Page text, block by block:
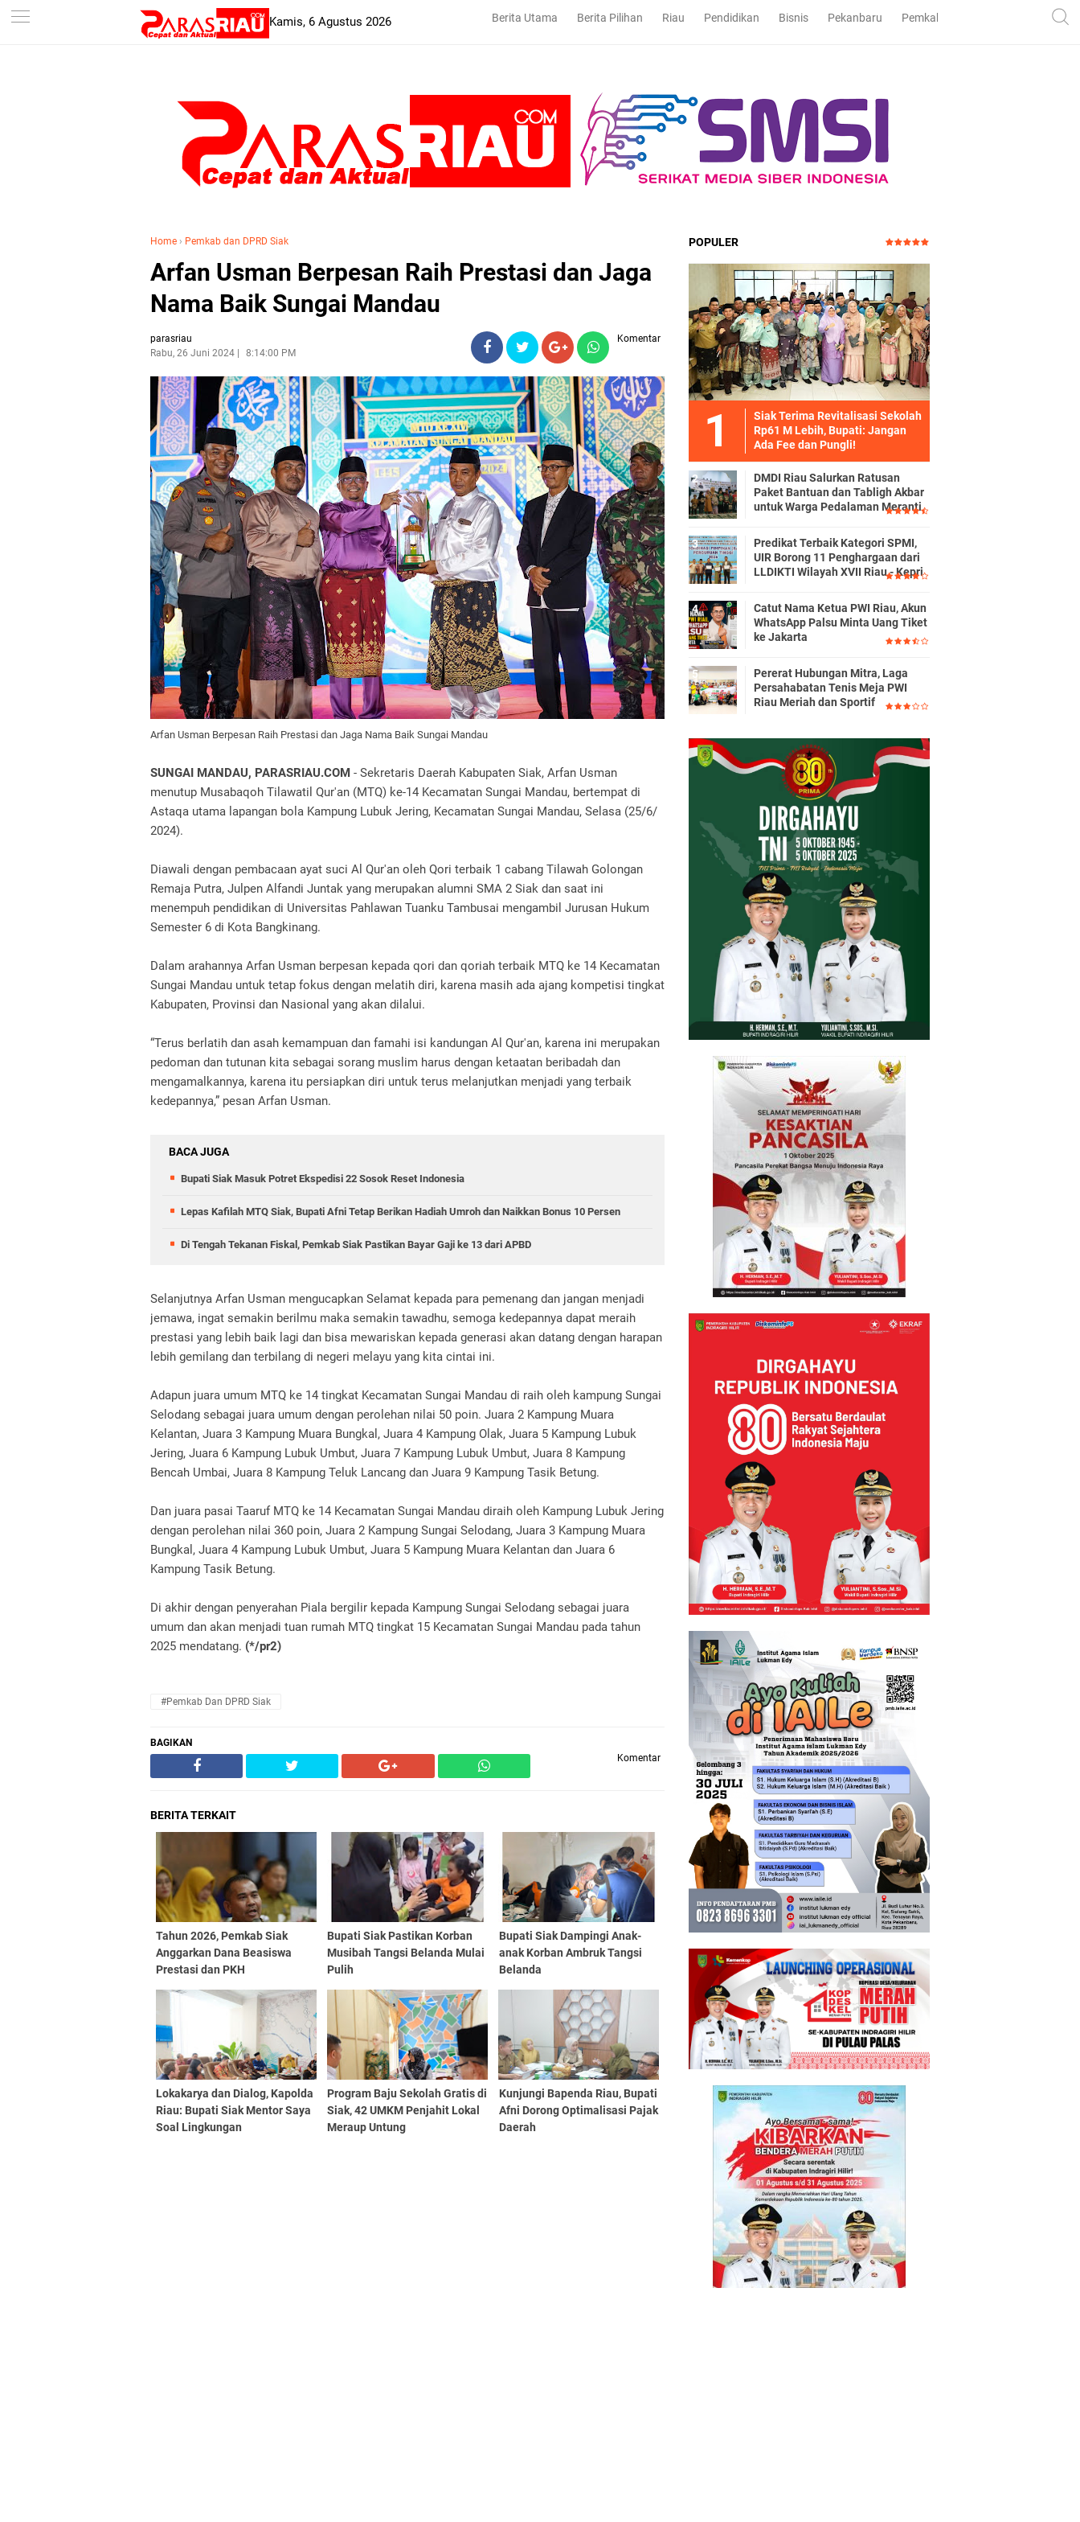
-->
Kamis, 6 Agustus 2026 Berita Utama Berita Pilihan Riau Pendidikan Bisnis Pekanbaru Pemkab dan DPRD Bengkalis
Home › Pemkab dan DPRD Siak
Arfan Usman Berpesan Raih Prestasi dan Jaga
Nama Baik Sungai Mandau
parasriau
Rabu, 26 Juni 2024
8:14:00 PM
Komentar
Arfan Usman Berpesan Raih Prestasi dan Jaga Nama Baik Sungai Mandau
SUNGAI MANDAU, PARASRIAU.COM - Sekretaris Daerah Kabupaten Siak, Arfan Usman
menutup Musabaqoh Tilawatil Qur'an (MTQ) ke-14 Kecamatan Sungai Mandau, bertempat di
Astaqa utama lapangan bola Kampung Lubuk Jering, Kecamatan Sungai Mandau, Selasa (25/6/
2024).
Diawali dengan pembacaan ayat suci Al Qur'an oleh Qori terbaik 1 cabang Tilawah Golongan
Remaja Putra, Julpen Alfandi Juntak yang merupakan alumni SMA 2 Siak dan saat ini
menempuh pendidikan di Universitas Pahlawan Tuanku Tambusai mengambil Jurusan Hukum
Semester 6 di Kota Bangkinang.
Dalam arahannya Arfan Usman berpesan kepada qori dan qoriah terbaik MTQ ke 14 Kecamatan
Sungai Mandau untuk tetap fokus dengan melatih diri, karena masih ada ajang kompetisi tingkat
Kabupaten, Provinsi dan Nasional yang akan dilalui.
“Terus berlatih dan asah kemampuan dan famahi isi kandungan Al Qur'an, karena ini merupakan
pedoman dan tutunan kita sebagai sorang muslim harus dengan ketaatan beribadah dan
mengamalkannya, karena itu persiapkan diri untuk terus melanjutkan menjadi yang terbaik
kedepannya,” pesan Arfan Usman.
BACA JUGA
Bupati Siak Masuk Potret Ekspedisi 22 Sosok Reset Indonesia
Lepas Kafilah MTQ Siak, Bupati Afni Tetap Berikan Hadiah Umroh dan Naikkan Bonus 10 Persen
Di Tengah Tekanan Fiskal, Pemkab Siak Pastikan Bayar Gaji ke 13 dari APBD
Selanjutnya Arfan Usman mengucapkan Selamat kepada para pemenang dan jangan menjadi
jemawa, ingat semakin berilmu maka semakin tawadhu, semoga kedepannya dapat meraih
prestasi yang lebih baik lagi dan bisa mewariskan kepada generasi akan datang dengan harapan
lebih gemilang dan terbilang di negeri melayu yang kita cintai ini.
Adapun juara umum MTQ ke 14 tingkat Kecamatan Sungai Mandau di raih oleh kampung Sungai
Selodang sebagai juara umum dengan perolehan nilai 50 poin. Juara 2 Kampung Muara
Kelantan, Juara 3 Kampung Muara Bungkal, Juara 4 Kampung Olak, Juara 5 Kampung Lubuk
Jering, Juara 6 Kampung Lubuk Umbut, Juara 7 Kampung Lubuk Umbut, Juara 8 Kampung
Bencah Umbai, Juara 8 Kampung Teluk Lancang dan Juara 9 Kampung Tasik Betung.
Dan juara pasai Taaruf MTQ ke 14 Kecamatan Sungai Mandau diraih oleh Kampung Lubuk Jering
dengan perolehan nilai 360 poin, Juara 2 Kampung Sungai Selodang, Juara 3 Kampung Muara
Bungkal, Juara 4 Kampung Lubuk Umbut, Juara 5 Kampung Muara Kelantan dan Juara 6
Kampung Tasik Betung.
Di akhir dengan penyerahan Piala bergilir kepada Kampung Sungai Selodang sebagai juara
umum dan akan menjadi tuan rumah MTQ tingkat 15 Kecamatan Sungai Mandau pada tahun
2025 mendatang. (*/pr2)
#Pemkab Dan DPRD Siak
BAGIKAN
Komentar
BERITA TERKAIT
Tahun 2026, Pemkab Siak
Anggarkan Dana Beasiswa
Prestasi dan PKH
Bupati Siak Pastikan Korban
Musibah Tangsi Belanda Mulai
Pulih
Bupati Siak Dampingi Anak-
anak Korban Ambruk Tangsi
Belanda
Lokakarya dan Dialog, Kapolda
Riau: Bupati Siak Mentor Saya
Soal Lingkungan
Program Baju Sekolah Gratis di
Siak, 42 UMKM Penjahit Lokal
Meraup Untung
Kunjungi Bapenda Riau, Bupati
Afni Dorong Optimalisasi Pajak
Daerah
POPULER
Siak Terima Revitalisasi Sekolah
Rp61 M Lebih, Bupati: Jangan
Ada Fee dan Pungli!
DMDI Riau Salurkan Ratusan
Paket Bantuan dan Tabligh Akbar
untuk Warga Pedalaman Meranti
Predikat Terbaik Kategori SPMI,
UIR Borong 11 Penghargaan dari
LLDIKTI Wilayah XVII Riau - Kepri
Catut Nama Ketua PWI Riau, Akun
WhatsApp Palsu Minta Uang Tiket
ke Jakarta
Pererat Hubungan Mitra, Laga
Persahabatan Tenis Meja PWI
Riau Meriah dan Sportif